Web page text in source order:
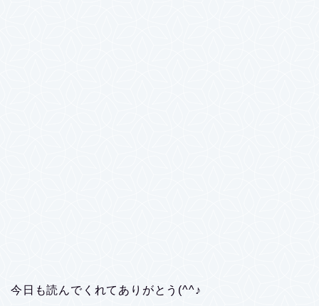
今日も読んでくれてありがとう(^^♪